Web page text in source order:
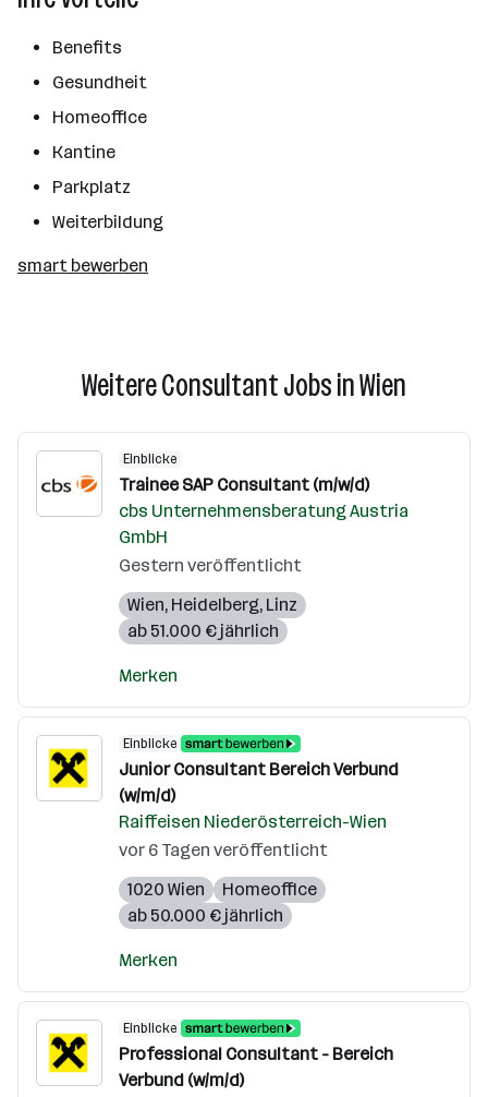
Benefits
Gesundheit
Homeoffice
Kantine
Parkplatz
Weiterbildung
smart bewerben
Weitere Consultant Jobs in Wien
Einblicke
Trainee SAP Consultant (m/w/d)
cbs Unternehmensberatung Austria
GmbH
Gestern veröffentlicht
Wien, Heidelberg, Linz
ab 51.000 € jährlich
Merken
Einblicke
Junior Consultant Bereich Verbund
(w/m/d)
Raiffeisen Niederösterreich-Wien
vor 6 Tagen veröffentlicht
1020 Wien
Homeoffice
ab 50.000 € jährlich
Merken
Einblicke
Professional Consultant - Bereich
Verbund (w/m/d)